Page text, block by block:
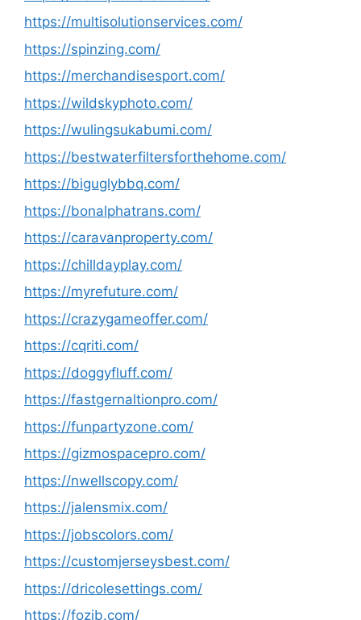
https://multisolutionservices.com/
https://spinzing.com/
https://merchandisesport.com/
https://wildskyphoto.com/
https://wulingsukabumi.com/
https://bestwaterfiltersforthehome.com/
https://biguglybbq.com/
https://bonalphatrans.com/
https://caravanproperty.com/
https://chilldayplay.com/
https://myrefuture.com/
https://crazygameoffer.com/
https://cqriti.com/
https://doggyfluff.com/
https://fastgernaltionpro.com/
https://funpartyzone.com/
https://gizmospacepro.com/
https://nwellscopy.com/
https://jalensmix.com/
https://jobscolors.com/
https://customjerseysbest.com/
https://dricolesettings.com/
https://fozib.com/